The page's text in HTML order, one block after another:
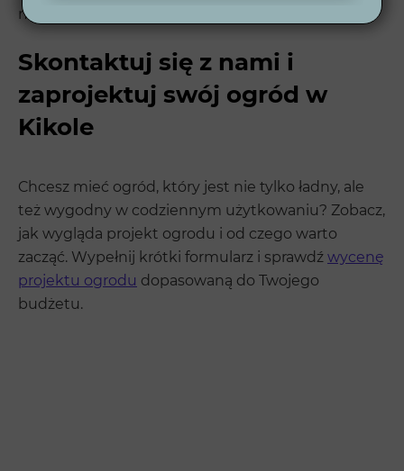
możemy odmienić Twoją przestrzeń.
Skontaktuj się z nami i
zaprojektuj swój ogród w
Kikole
Chcesz mieć ogród, który jest nie tylko ładny, ale
też wygodny w codziennym użytkowaniu? Zobacz,
jak wygląda projekt ogrodu i od czego warto
zacząć. Wypełnij krótki formularz i sprawdź wycenę
projektu ogrodu dopasowaną do Twojego
budżetu.